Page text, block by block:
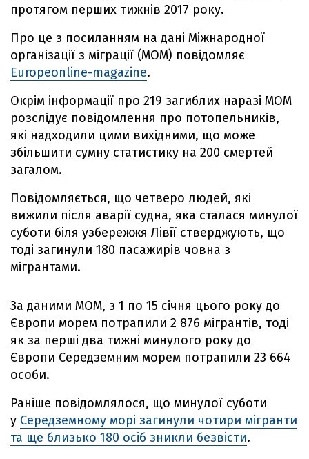
протягом перших тижнів 2017 року.
Про це з посиланням на дані Міжнародної
організації з міграції (МОМ) повідомляє
Europeonline-magazine.
Окрім інформації про 219 загиблих наразі МОМ
розслідує повідомлення про потопельників,
які надходили цими вихідними, що може
збільшити сумну статистику на 200 смертей
загалом.
Повідомляється, що четверо людей, які
вижили після аварії судна, яка сталася минулої
суботи біля узбережжя Лівії стверджують, що
тоді загинули 180 пасажирів човна з
мігрантами.
За даними МОМ, з 1 по 15 січня цього року до
Європи морем потрапили 2 876 мігрантів, тоді
як за перші два тижні минулого року до
Європи Середземним морем потрапили 23 664
особи.
Раніше повідомлялося, що минулої суботи
у Середземному морі загинули чотири мігранти
та ще близько 180 осіб зникли безвісти.